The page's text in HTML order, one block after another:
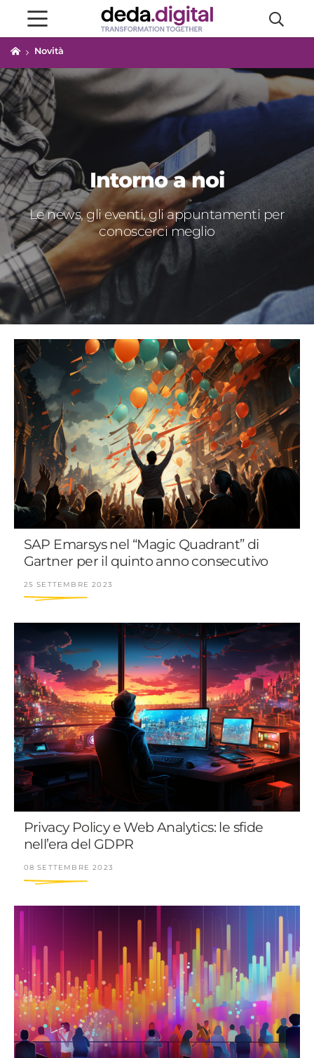
Novità
Intorno a noi
Le news, gli eventi, gli appuntamenti per
conoscerci meglio
SAP Emarsys nel “Magic Quadrant” di
Gartner per il quinto anno consecutivo
25 SETTEMBRE 2023
Privacy Policy e Web Analytics: le sfide
nell’era del GDPR
08 SETTEMBRE 2023